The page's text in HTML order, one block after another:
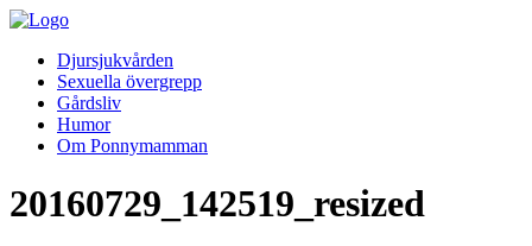
Djursjukvården
Sexuella övergrepp
Gårdsliv
Humor
Om Ponnymamman
20160729_142519_resized